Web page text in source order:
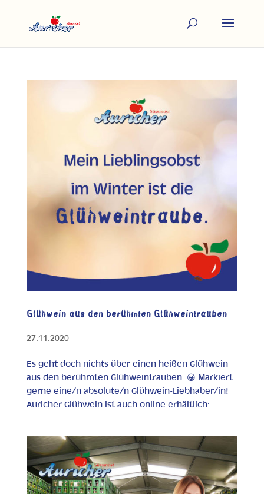
Glühwein aus den berühmten Glühweintrauben
27.11.2020
Es geht doch nichts über einen heißen Glühwein
aus den berühmten Glühweintrauben. 😀 Markiert
gerne eine/n absolute/n Glühwein-Liebhaber/in!
Auricher Glühwein ist auch online erhältlich:...